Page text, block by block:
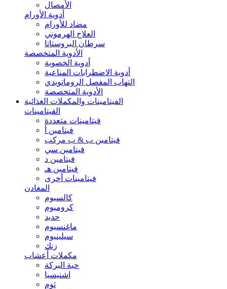
الأمصال
أدوية الأورام
مضاد للأورام
العلاج الهرموني
سرطان البروستاتا
الأدوية المتخصصة
أدوية الخصوبة
أدوية الاضطرابات المناعية
التهاب المفصل الروماتويدي
الأدوية المتخصصة
الفيتامينات والمكملات الغذائية
الفيتامينات
فيتامينات متعددة
فيتامين أ
فيتامين ب & ب مركب
فيتامين سي
فيتامين د
فيتامين هـ
فيتامينات أخرى
المعادن
كالسيوم
كروميوم
حديد
ماغنسيوم
سيلينيوم
زنك
مكملات أعشاب
حبة البركة
اشنيسيا
ثوم